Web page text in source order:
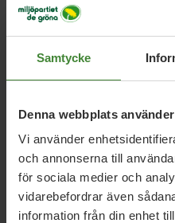
Samtycke
Denna webbplats
Vi använder
och annonserna till
för sociala medier och
vidarebefordrar även
information från din enhet
Sök
efter
Energi